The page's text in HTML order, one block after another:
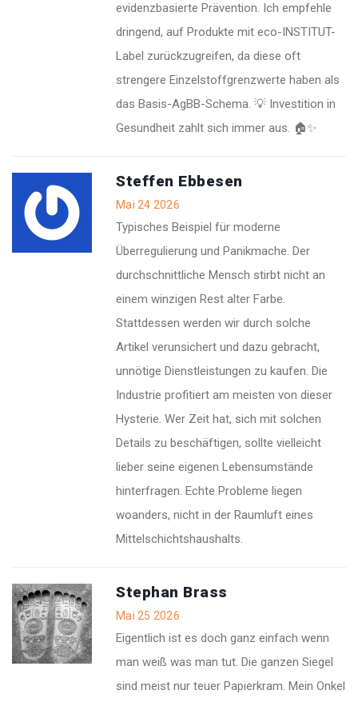
evidenzbasierte Prävention. Ich empfehle
dringend, auf Produkte mit eco-INSTITUT-
Label zurückzugreifen, da diese oft
strengere Einzelstoffgrenzwerte haben als
das Basis-AgBB-Schema. 💡 Investition in
Gesundheit zahlt sich immer aus. 🏠✨
Steffen Ebbesen
Mai 24 2026
Typisches Beispiel für moderne
Überregulierung und Panikmache. Der
durchschnittliche Mensch stirbt nicht an
einem winzigen Rest alter Farbe.
Stattdessen werden wir durch solche
Artikel verunsichert und dazu gebracht,
unnötige Dienstleistungen zu kaufen. Die
Industrie profitiert am meisten von dieser
Hysterie. Wer Zeit hat, sich mit solchen
Details zu beschäftigen, sollte vielleicht
lieber seine eigenen Lebensumstände
hinterfragen. Echte Probleme liegen
woanders, nicht in der Raumluft eines
Mittelschichtshaushalts.
Stephan Brass
Mai 25 2026
Eigentlich ist es doch ganz einfach wenn
man weiß was man tut. Die ganzen Siegel
sind meist nur teuer Papierkram. Mein Onkel